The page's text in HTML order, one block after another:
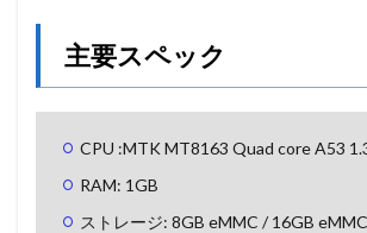
主要スペック
CPU :MTK MT8163 Quad core A53
RAM: 1GB
ストレージ: 8GB eMMC / 16GB eMMC